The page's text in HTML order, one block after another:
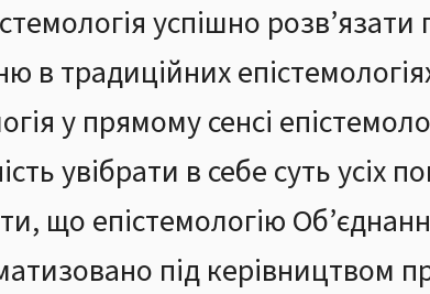
успішно
в традиційних
у прямому сенсі
увібрати в себе суть усіх
що епістемологію
під керівництвом